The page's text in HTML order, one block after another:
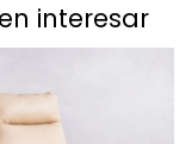
interesar